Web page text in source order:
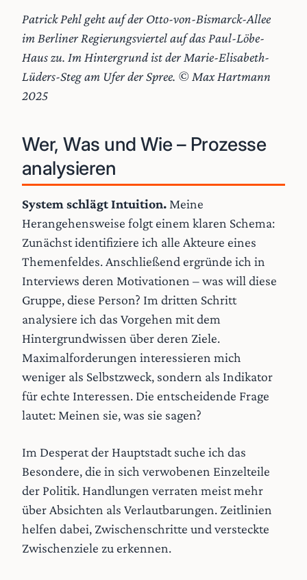
Patrick Pehl geht auf der Otto-von-Bismarck-Allee
im Berliner Regierungsviertel auf das Paul-Löbe-
Haus zu. Im Hintergrund ist der Marie-Elisabeth-
Lüders-Steg am Ufer der Spree. © Max Hartmann
2025
Wer, Was und Wie – Prozesse
analysieren
System schlägt Intuition. Meine
Herangehensweise folgt einem klaren Schema:
Zunächst identifiziere ich alle Akteure eines
Themenfeldes. Anschließend ergründe ich in
Interviews deren Motivationen – was will diese
Gruppe, diese Person? Im dritten Schritt
analysiere ich das Vorgehen mit dem
Hintergrundwissen über deren Ziele.
Maximalforderungen interessieren mich
weniger als Selbstzweck, sondern als Indikator
für echte Interessen. Die entscheidende Frage
lautet: Meinen sie, was sie sagen?
Im Desperat der Hauptstadt suche ich das
Besondere, die in sich verwobenen Einzelteile
der Politik. Handlungen verraten meist mehr
über Absichten als Verlautbarungen. Zeitlinien
helfen dabei, Zwischenschritte und versteckte
Zwischenziele zu erkennen.